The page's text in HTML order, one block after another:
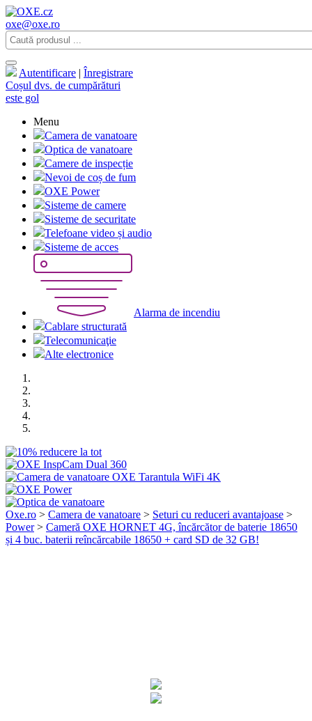
oxe@oxe.ro
Autentificare | Înregistrare
Coșul dvs. de cumpărături
este gol
Menu
Camera de vanatoare
Optica de vanatoare
Camere de inspecție
Nevoi de coș de fum
OXE Power
Sisteme de camere
Sisteme de securitate
Telefoane video și audio
Sisteme de acces
Alarma de incendiu
Cablare structurată
Telecomunicaţie
Alte electronice
Oxe.ro > Camera de vanatoare > Seturi cu reduceri avantajoase >
Power> Cameră OXE HORNET 4G, încărcător de baterie 18650
și 4 buc. baterii reîncărcabile 18650 + card SD de 32 GB!